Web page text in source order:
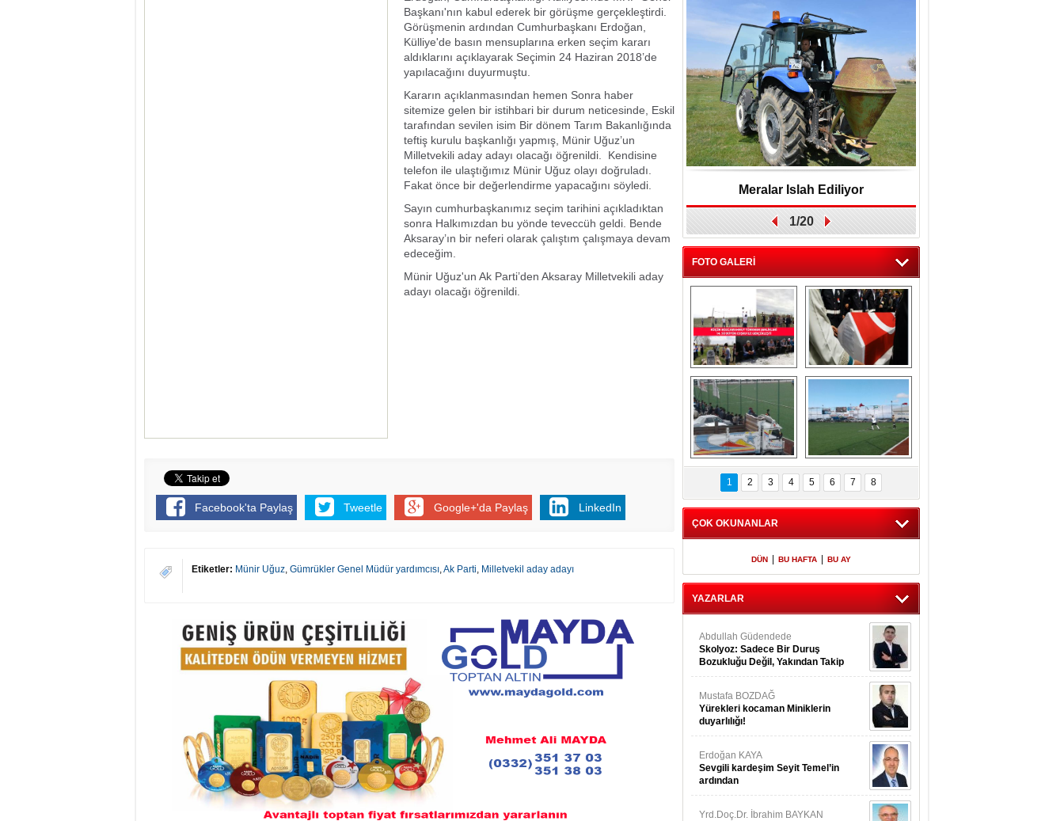
Başkanı'nın kabul ederek bir görüşme gerçekleştirdi.
Görüşmenin ardından Cumhurbaşkanı Erdoğan,
Külliye'de basın mensuplarına erken seçim kararı
aldıklarını açıklayarak Seçimin 24 Haziran 2018’de
yapılacağını duyurmuştu.
Kararın açıklanmasından hemen Sonra haber
sitemize gelen bir istihbari bir durum neticesinde, Eskil
tarafından sevilen isim Bir dönem Tarım Bakanlığında
teftiş kurulu başkanlığı yapmış, Münir Uğuz’un
Milletvekili aday adayı olacağı öğrenildi. Kendisine
telefon ile ulaştığımız Münir Uğuz olayı doğruladı.
Fakat önce bir değerlendirme yapacağını söyledi.
Sayın cumhurbaşkanımız seçim tarihini açıkladıktan
sonra Halkımızdan bu yönde teveccüh geldi. Bende
Aksaray’ın bir neferi olarak çalıştım çalışmaya devam
edeceğim.
Münir Uğuz'un Ak Parti’den Aksaray Milletvekili aday
adayı olacağı öğrenildi.
Facebook'ta Paylaş Tweetle Google+'da Paylaş LinkedIn
Etiketler: Münir Uğuz, Gümrükler Genel Müdür yardımcısı,Ak Parti, Milletvekil aday adayı
Meralar Islah Ediliyor
1/20
FOTO GALERİ
​ Küçük
Bozcamahmut
Türkmen şenlikleri
14. sü büyük coşku
ile gerçekleşt
Şehit polis Azam
yolculuğuna
uğurlandı
Cghilal Yazır spor
maçından
görüntüler
Meryemağıl Çokum
Maçından
Görüntüler
1 2 3 4 5 6 7 8
ÇOK OKUNANLAR
DÜN BU HAFTA BU AY
YAZARLAR
Abdullah Güdendede
Skolyoz: Sadece Bir Duruş
Bozukluğu Değil, Yakından Takip
Gerekir
Mustafa BOZDAĞ
Yürekleri kocaman Miniklerin
duyarlılığı!
Erdoğan KAYA
Sevgili kardeşim Seyit Temel’in
ardından
Yrd.Doç.Dr. İbrahim BAYKAN